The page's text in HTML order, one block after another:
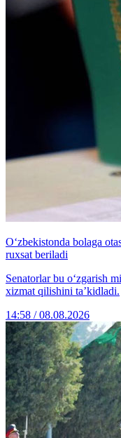
O‘zbekistonda bolaga
ruxsat beriladi
Senatorlar bu o‘zgarish
xizmat qilishini ta’kidladi.
14:58 / 08.08.2026